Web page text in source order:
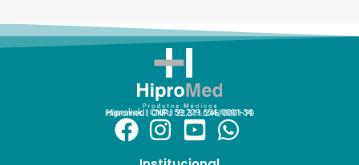
Hiprolink | CNPJ 59.229.654/0001-34
Hipromed | CNPJ 32.311.246/0001-70